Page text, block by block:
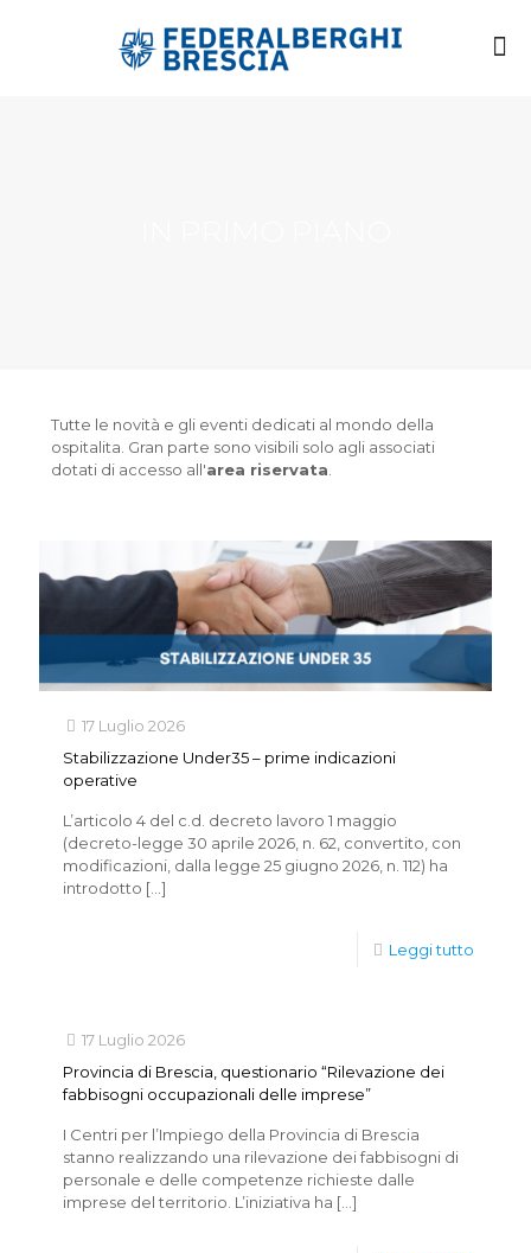
Tutte le novità e gli eventi dedicati al mondo della
ospitalita. Gran parte sono visibili solo agli associati
dotati di accesso all'area riservata
17 Luglio 2026
Stabilizzazione Under35 – prime indicazioni
operative
L’articolo 4 del c.d. decreto lavoro 1 maggio
(decreto-legge 30 aprile 2026, n. 62, convertito, con
modificazioni, dalla legge 25 giugno 2026, n. 112) ha
introdotto […]
Leggi tutto
17 Luglio 2026
Provincia di Brescia, questionario “Rilevazione dei
fabbisogni occupazionali delle imprese”
I Centri per l’Impiego della Provincia di Brescia
stanno realizzando una rilevazione dei fabbisogni di
personale e delle competenze richieste dalle
imprese del territorio. L’iniziativa ha […]